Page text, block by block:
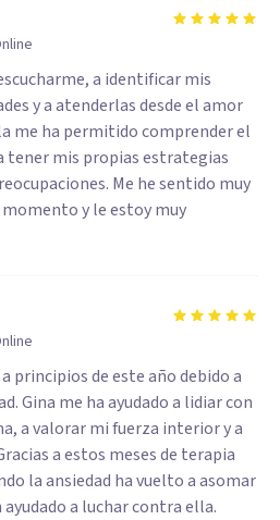
a identificar mis
y a atenderlas desde el amor
me ha permitido comprender el
tener mis propias estrategias
Me he sentido muy
y le estoy muy
principios de este año debido a
Gina me ha ayudado a lidiar con
a valorar mi fuerza interior y a
a estos meses de terapia
la ansiedad ha vuelto a asomar
a luchar contra ella.